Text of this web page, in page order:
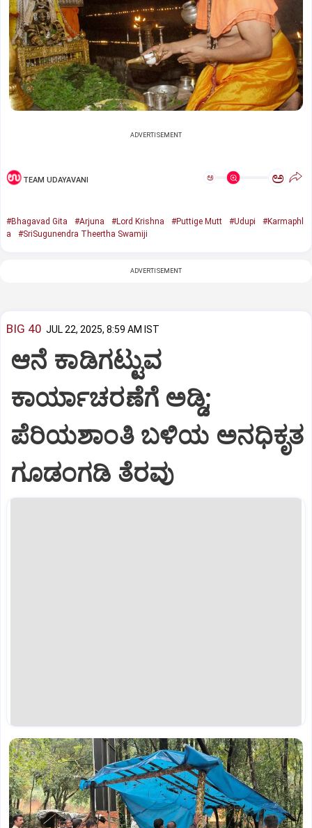
ADVERTISEMENT
TEAM UDAYAVANI ಅ ಅ
#Bhagavad Gita #Arjuna #Lord Krishna #Puttige Mutt #Udupi
#Karmaphl
a
#SriSugunendra Theertha Swamiji
ADVERTISEMENT
BIG 40 JUL 22, 2025, 8:59 AM IST
ಆನೆ ಕಾಡಿಗಟ್ಟುವ
ಕಾರ್ಯಾಚರಣೆಗೆ ಅಡ್ಡಿ;
ಪೆರಿಯಶಾಂತಿ ಬಳಿಯ ಅನಧಿಕೃತ
ಗೂಡಂಗಡಿ ತೆರವು